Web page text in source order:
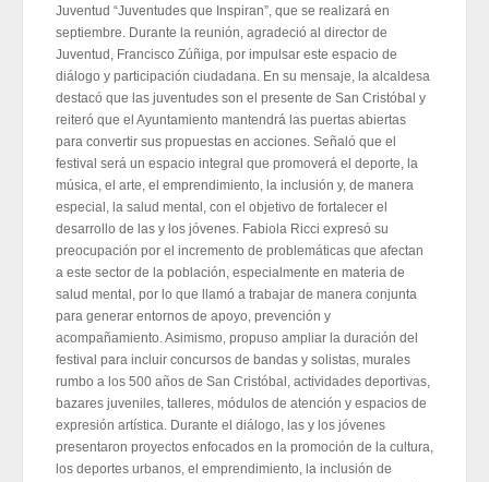
Juventud “Juventudes que Inspiran”, que se realizará en
septiembre. Durante la reunión, agradeció al director de
Juventud, Francisco Zúñiga, por impulsar este espacio de
diálogo y participación ciudadana. En su mensaje, la alcaldesa
destacó que las juventudes son el presente de San Cristóbal y
reiteró que el Ayuntamiento mantendrá las puertas abiertas
para convertir sus propuestas en acciones. Señaló que el
festival será un espacio integral que promoverá el deporte, la
música, el arte, el emprendimiento, la inclusión y, de manera
especial, la salud mental, con el objetivo de fortalecer el
desarrollo de las y los jóvenes. Fabiola Ricci expresó su
preocupación por el incremento de problemáticas que afectan
a este sector de la población, especialmente en materia de
salud mental, por lo que llamó a trabajar de manera conjunta
para generar entornos de apoyo, prevención y
acompañamiento. Asimismo, propuso ampliar la duración del
festival para incluir concursos de bandas y solistas, murales
rumbo a los 500 años de San Cristóbal, actividades deportivas,
bazares juveniles, talleres, módulos de atención y espacios de
expresión artística. Durante el diálogo, las y los jóvenes
presentaron proyectos enfocados en la promoción de la cultura,
los deportes urbanos, el emprendimiento, la inclusión de